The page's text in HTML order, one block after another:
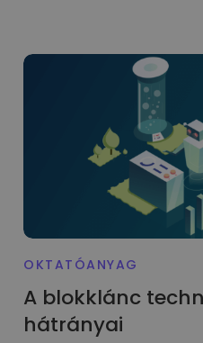
OKTATÓANYAG
A blokklánc
hátrányai